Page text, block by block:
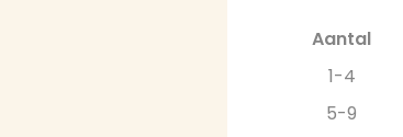
Aantal
1-4
5-9